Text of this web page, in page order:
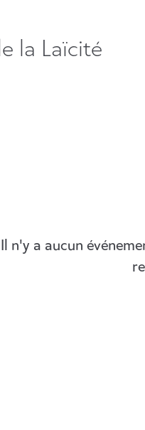
la Laïcité
Il n'y a aucun